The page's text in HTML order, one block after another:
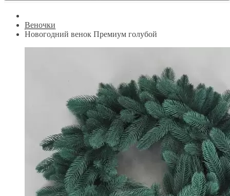
Веночки
Новогодний венок Премиум голубой